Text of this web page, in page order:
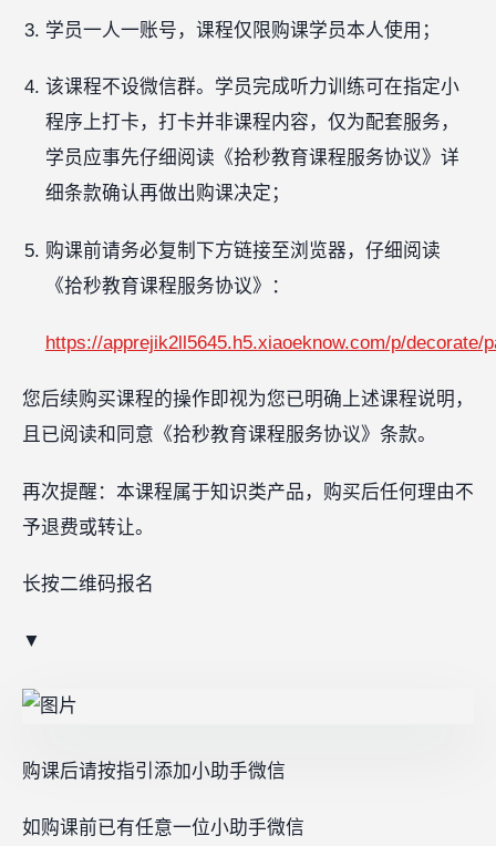
学员一人一账号，课程仅限购课学员本人使用；
该课程不设微信群。学员完成听力训练可在指定小
程序上打卡，打卡并非课程内容，仅为配套服务，
学员应事先仔细阅读《拾秒教育课程服务协议》详
细条款确认再做出购课决定；
购课前请务必复制下方链接至浏览器，仔细阅读
《拾秒教育课程服务协议》：
https://apprejik2ll5645.h5.xiaoeknow.com/p/decorate/
您后续购买课程的操作即视为您已明确上述课程说明，
且已阅读和同意《拾秒教育课程服务协议》条款。
再次提醒：本课程属于知识类产品，购买后任何理由不
予退费或转让。
长按二维码报名
▼
购课后请按指引添加小助手微信
如购课前已有任意一位小助手微信